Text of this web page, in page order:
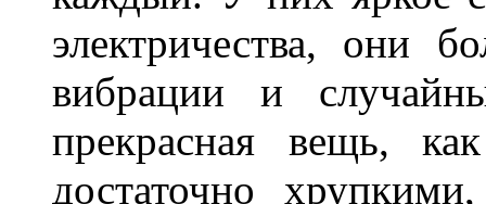
электричества, они
вибрации и
прекрасная вещь,
достаточно